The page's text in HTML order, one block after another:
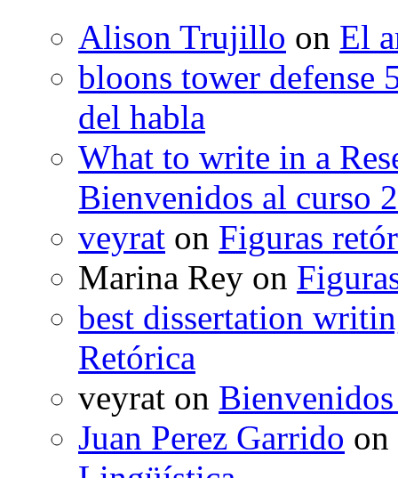
Alison Trujillo on El
bloons tower defense
del habla
What to write in a
Bienvenidos al curso
veyrat on Figuras
Marina Rey on
best dissertation
Retórica
veyrat on
Juan Perez Garrido on